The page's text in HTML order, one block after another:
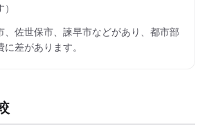
、佐世保市、諫早市などがあり、都市部
差があります。